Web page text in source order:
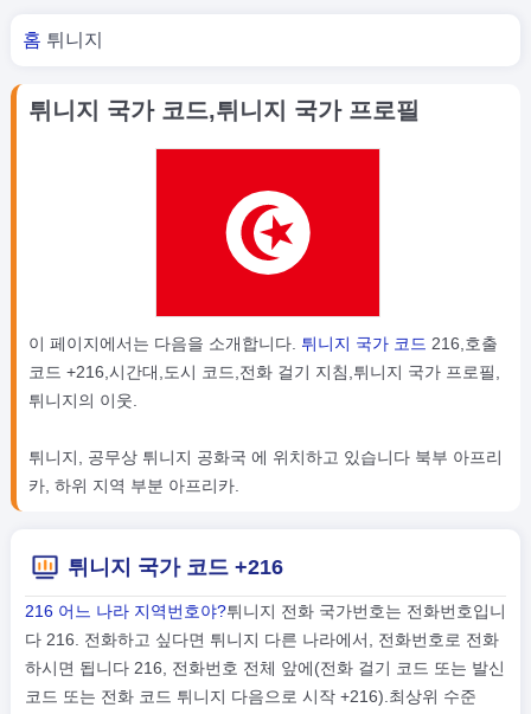
너 여기 있어
홈 튀니지
튀니지 국가 코드,튀니지 국가 프로필
이 페이지에서는 다음을 소개합니다. 튀니지 국가 코드 216,호출
코드 +216,시간대,도시 코드,전화 걸기 지침,튀니지 국가 프로필,
튀니지의 이웃.
튀니지, 공무상 튀니지 공화국 에 위치하고 있습니다 북부 아프리
카, 하위 지역 부분 아프리카.
튀니지 국가 코드 +216
216 어느 나라 지역번호야?튀니지 전화 국가번호는 전화번호입니
다 216. 전화하고 싶다면 튀니지 다른 나라에서, 전화번호로 전화
하시면 됩니다 216, 전화번호 전체 앞에(전화 걸기 코드 또는 발신
코드 또는 전화 코드 튀니지 다음으로 시작 +216).최상위 수준